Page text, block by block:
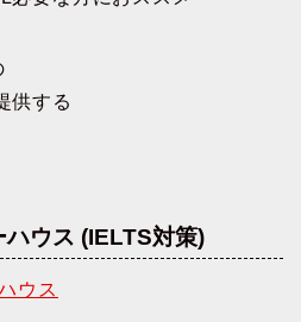
供する
ウス (IELTS対策)
ウス